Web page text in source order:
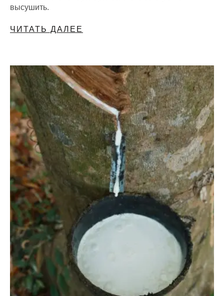
высушить.
ЧИТАТЬ ДАЛЕЕ